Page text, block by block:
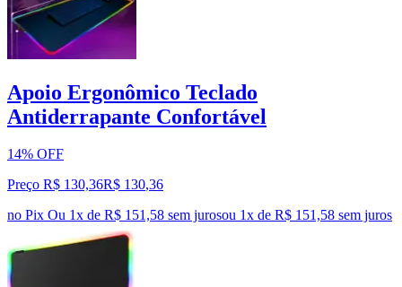
Apoio Ergonômico Teclado
Antiderrapante Confortável
14% OFF
Preço R$ 130,36R$ 130,36
no Pix Ou 1x de R$ 151,58 sem jurosou 1x de R$ 151,58 sem juros